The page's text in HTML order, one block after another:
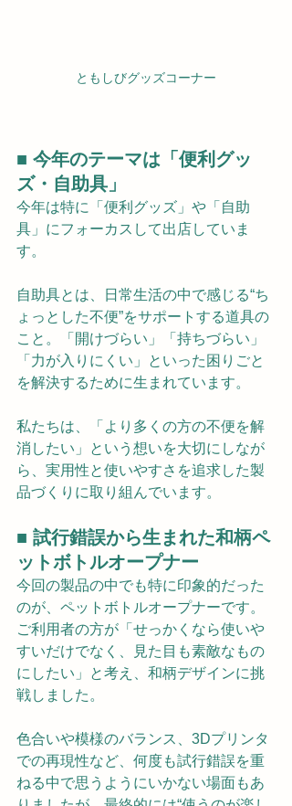
ともしびグッズコーナー
■ 今年のテーマは「便利グッ
ズ・自助具」
今年は特に「便利グッズ」や「自助
具」にフォーカスして出店していま
す。
自助具とは、日常生活の中で感じる“ち
ょっとした不便”をサポートする道具の
こと。「開けづらい」「持ちづらい」
「力が入りにくい」といった困りごと
を解決するために生まれています。
私たちは、「より多くの方の不便を解
消したい」という想いを大切にしなが
ら、実用性と使いやすさを追求した製
品づくりに取り組んでいます。
■ 試行錯誤から生まれた和柄ペ
ットボトルオープナー
今回の製品の中でも特に印象的だった
のが、ペットボトルオープナーです。
ご利用者の方が「せっかくなら使いや
すいだけでなく、見た目も素敵なもの
にしたい」と考え、和柄デザインに挑
戦しました。
色合いや模様のバランス、3Dプリンタ
での再現性など、何度も試行錯誤を重
ねる中で思うようにいかない場面もあ